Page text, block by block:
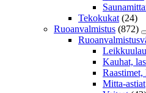
Tekokukat (24)
Ruoanvalmistus (872)
Kauhat,
Mitta-astiat